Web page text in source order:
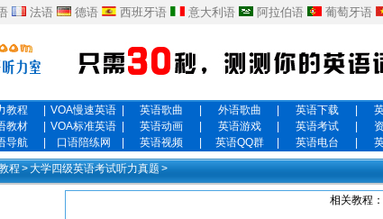
法语 德语 西班牙语 意大利语 阿拉伯语 葡萄牙语
教程 VOA慢速英语 英语歌曲 外语歌曲 英语下载
教材 VOA标准英语 英语动画 英语游戏 英语考试
导航 口语陪练网 英语视频 英语QQ群 英语电台
程 >大学四级英语考试听力真题 >
相关教程：